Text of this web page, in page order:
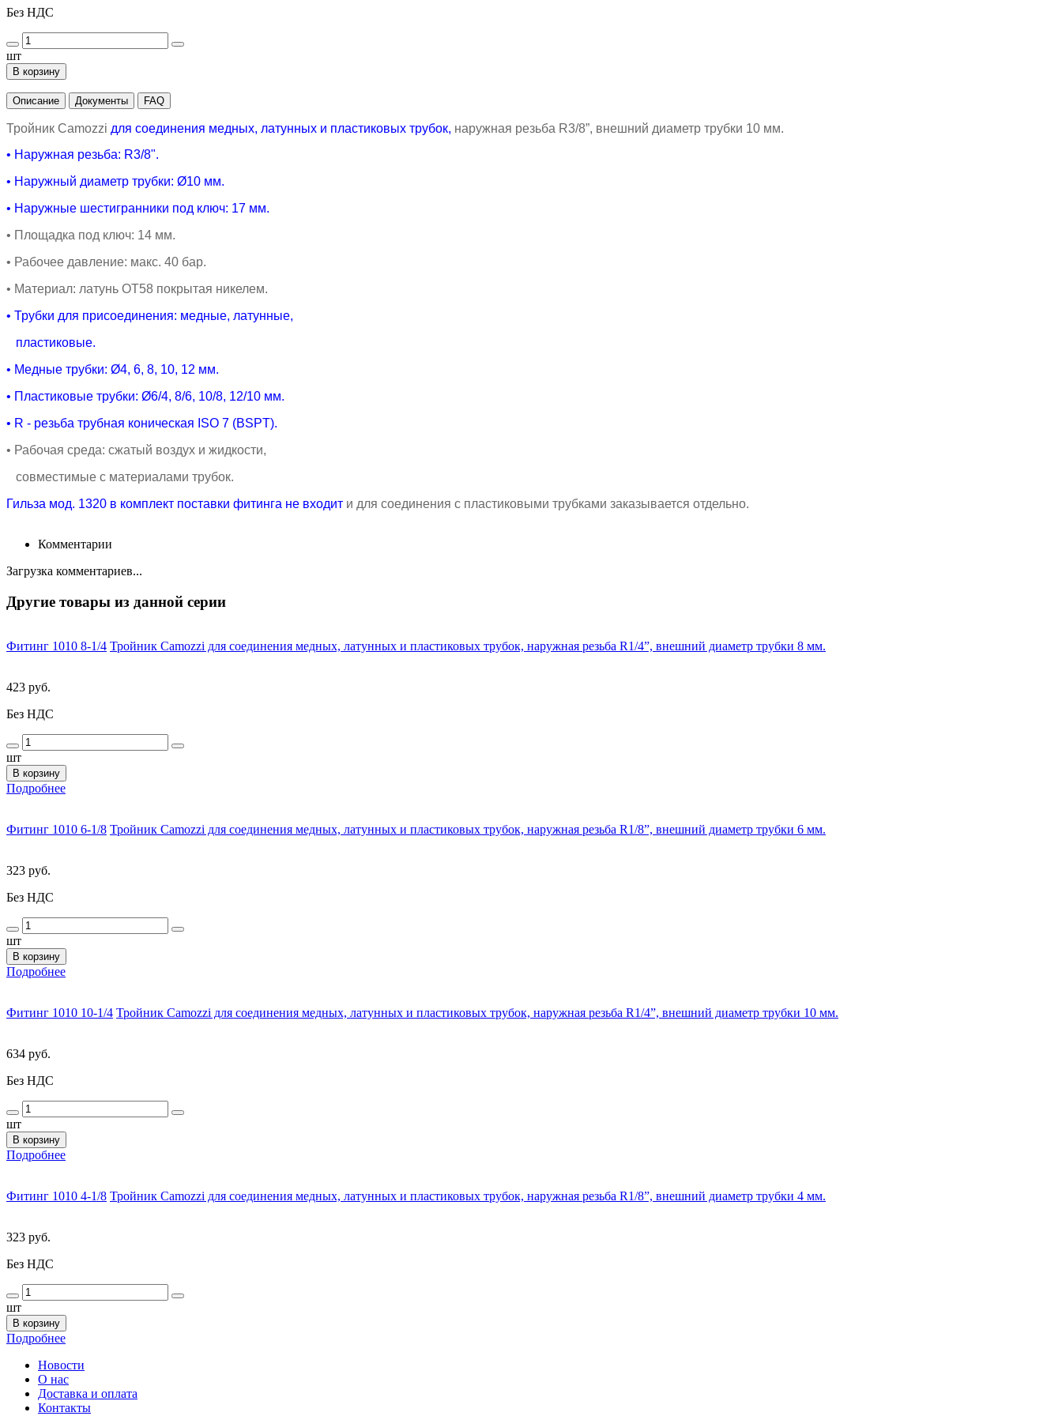
Без НДС
шт
В корзину
Описание Документы FAQ
Тройник Camozzi для соединения медных, латунных и пластиковых трубок, наружная резьба R3/8”, внешний диаметр трубки 10 мм.
• Наружная резьба: R3/8".
• Наружный диаметр трубки: Ø10 мм.
• Наружные шестигранники под ключ: 17 мм.
• Площадка под ключ: 14 мм.
• Рабочее давление: макс. 40 бар.
• Материал: латунь ОТ58 покрытая никелем.
• Трубки для присоединения: медные, латунные,
пластиковые.
• Медные трубки: Ø4, 6, 8, 10, 12 мм.
• Пластиковые трубки: Ø6/4, 8/6, 10/8, 12/10 мм.
• R - резьба трубная коническая ISO 7 (BSPТ).
• Рабочая среда: сжатый воздух и жидкости,
совместимые с материалами трубок.
Гильза мод. 1320 в комплект поставки фитинга не входит и для соединения с пластиковыми трубками заказывается отдельно.
Комментарии
Загрузка комментариев...
Другие товары из данной серии
Фитинг 1010 8-1/4 Тройник Camozzi для соединения медных, латунных и пластиковых трубок, наружная резьба R1/4”, внешний диаметр трубки 8 мм.
423 руб.
Без НДС
шт
В корзину
Подробнее
Фитинг 1010 6-1/8 Тройник Camozzi для соединения медных, латунных и пластиковых трубок, наружная резьба R1/8”, внешний диаметр трубки 6 мм.
323 руб.
Без НДС
шт
В корзину
Подробнее
Фитинг 1010 10-1/4 Тройник Camozzi для соединения медных, латунных и пластиковых трубок, наружная резьба R1/4”, внешний диаметр трубки 10 мм.
634 руб.
Без НДС
шт
В корзину
Подробнее
Фитинг 1010 4-1/8 Тройник Camozzi для соединения медных, латунных и пластиковых трубок, наружная резьба R1/8”, внешний диаметр трубки 4 мм.
323 руб.
Без НДС
шт
В корзину
Подробнее
Новости
О нас
Доставка и оплата
Контакты